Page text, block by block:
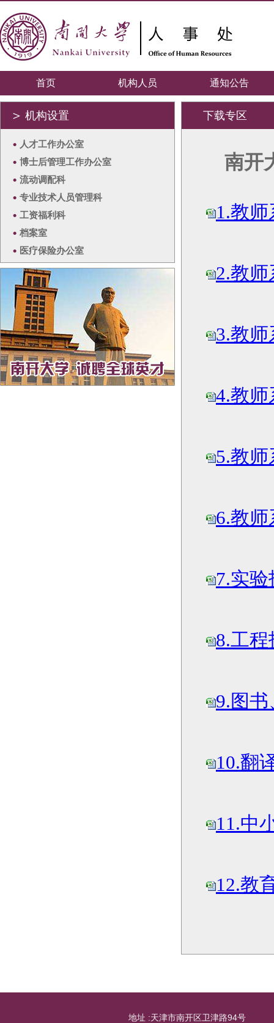
首页 机构人员 通知公告
＞ 机构设置
• 人才工作办公室
• 博士后管理工作办公室
• 流动调配科
• 专业技术人员管理科
• 工资福利科
• 档案室
• 医疗保险办公室
下载专区
南开
1.教
2.教
3.教
4.教
5.教
6.教
7.实
8.工
9.图
10.翻
11.中
12.教
地址 :天津市南开区卫津路94号